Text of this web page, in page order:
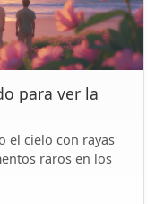
para ver la
el cielo con rayas
raros en los